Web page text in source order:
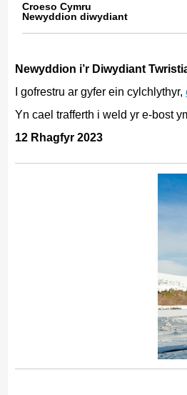
Croeso Cymru
Newyddion diwydiant
Newyddion i’r Diwydiant
I gofrestru ar gyfer ein cylchlythyr,
Yn cael trafferth i weld yr e-bost
12 Rhagfyr 2023